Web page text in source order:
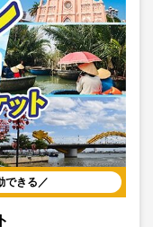
できる／